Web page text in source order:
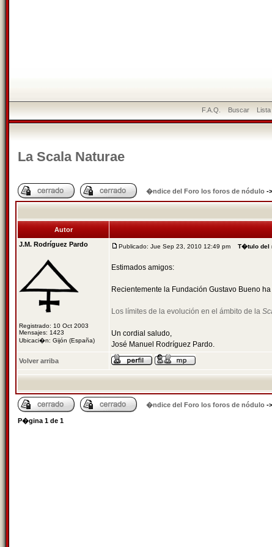
F.A.Q. Buscar
La Scala Naturae
�ndice del Foro los foros de nódulo ->
Autor
J.M. Rodríguez Pardo
Registrado: 10 Oct 2003
Mensajes: 1423
Ubicaci�n: Gijón (España)
Publicado: Jue Sep 23, 2010 12:49 pm T�tulo del
Estimados amigos:
Recientemente la Fundación Gustavo Bueno
Los límites de la evolución en el ámbito de la
Un cordial saludo,
José Manuel Rodríguez Pardo.
Volver arriba
�ndice del Foro los foros de nódulo ->
P�gina 1 de 1